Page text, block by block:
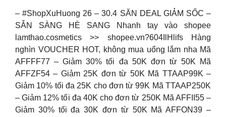
– #ShopXuHuong 26 – 30.4 SĂN DEAL GIẢM SỐC –
SẴN SÀNG HÈ SANG Nhanh tay vào shopee
lamthao.cosmetics >> shopee.vn?604IlHlifs Hàng
nghìn VOUCHER HOT, không mua uổng lắm nha Mã
AFFFF77 – Giảm 30% tối đa 50K đơn từ 50K Mã
AFFZF54 – Giảm 25K đơn từ 50K Mã TTAAP99K –
Giảm 10% tối đa 25K cho đơn từ 99K Mã TTAAP250K
– Giảm 12% tối đa 40K cho đơn từ 250K Mã AFFII55 –
Giảm 30% tối đa 30K đơn từ 50K Mã AFFON39 –